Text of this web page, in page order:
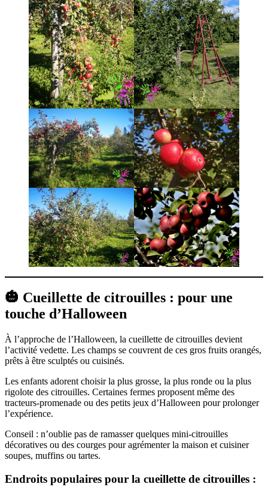
🎃 Cueillette de citrouilles : pour une
touche d’Halloween
À l’approche de l’Halloween, la cueillette de citrouilles devient
l’activité vedette. Les champs se couvrent de ces gros fruits orangés,
prêts à être sculptés ou cuisinés.
Les enfants adorent choisir la plus grosse, la plus ronde ou la plus
rigolote des citrouilles. Certaines fermes proposent même des
tracteurs-promenade ou des petits jeux d’Halloween pour prolonger
l’expérience.
Conseil : n’oublie pas de ramasser quelques mini-citrouilles
décoratives ou des courges pour agrémenter la maison et cuisiner
soupes, muffins ou tartes.
Endroits populaires pour la cueillette de citrouilles :